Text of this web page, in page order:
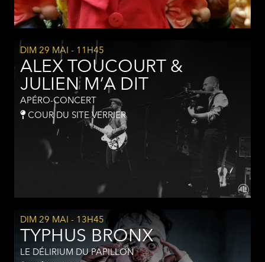
DIM 29 MAI - 11H45
ALEX TOUCOURT &
JULIEN M’A DIT
APÉRO-CONCERT
COUR DU SITE VERRIER
DIM 29 MAI - 13H45
TYPHUS BRONX
LE DÉLIRIUM DU PAPILLON